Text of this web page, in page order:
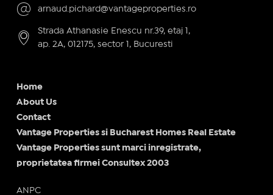
arnaud.pichard@vantageproperties.ro
Strada Athanasie Enescu nr.39, etaj 1,
ap. 2A, 012175, sector 1, Bucuresti
Home
About Us
Contact
Vantage Properties si Bucharest Homes Real Estate
Vantage Properties sunt marci inregistrate,
proprietatea firmei Consultex 2003
ANPC